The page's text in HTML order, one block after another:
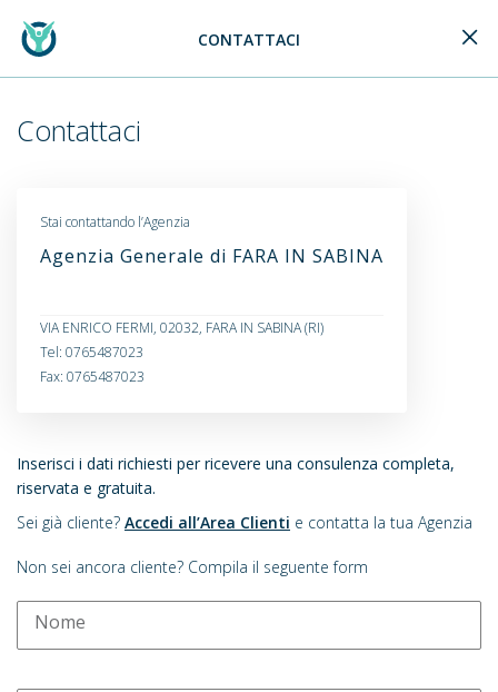
Generali Logo CONTATTACI
Contattaci
Inserisci i dati richiesti per ricevere una consulenza completa,
riservata e gratuita.
Sei già cliente? Accedi all’Area Clienti e contatta la tua Agenzia
Non sei ancora cliente? Compila il seguente form
Nome
Stai contattando l’Agenzia
Agenzia Generale di FARA IN SABINA
VIA ENRICO FERMI, 02032, FARA IN SABINA (RI)
Tel: 0765487023
Fax: 0765487023